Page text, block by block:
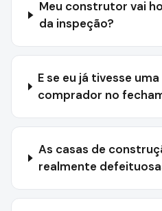
Meu construtor vai
da inspeção?
E se eu já tivesse
comprador no
As casas de
realmente